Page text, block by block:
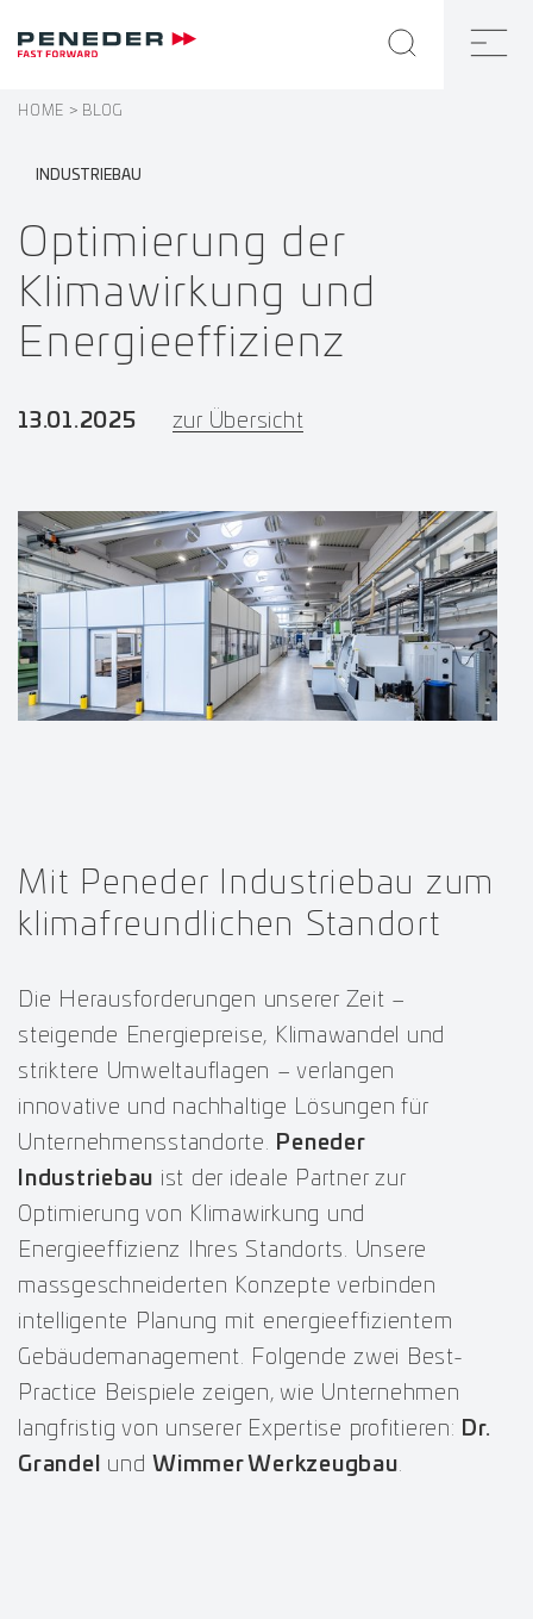
HOME BLOG
INDUSTRIEBAU
Optimierung der
Klimawirkung und
Energieeffizienz
13.01.2025 zur Übersicht
Mit Peneder Industriebau zum
klimafreundlichen Standort
Die Herausforderungen unserer Zeit –
steigende Energiepreise, Klimawandel und
striktere Umweltauflagen – verlangen
innovative und nachhaltige Lösungen für
Unternehmensstandorte. Peneder
Industriebau ist der ideale Partner zur
Optimierung von Klimawirkung und
Energieeffizienz Ihres Standorts. Unsere
massgeschneiderten Konzepte verbinden
intelligente Planung mit energieeffizientem
Gebäudemanagement. Folgende zwei Best-
Practice Beispiele zeigen, wie Unternehmen
langfristig von unserer Expertise profitieren: Dr.
Grandel
und Wimmer Werkzeugbau.